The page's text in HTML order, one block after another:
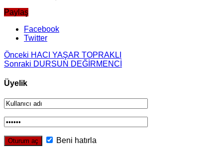
Paylaş
Facebook
Twitter
Önceki HACI YAŞAR TOPRAKLI
Sonraki DURSUN DEĞİRMENCİ
Üyelik
Beni hatırla